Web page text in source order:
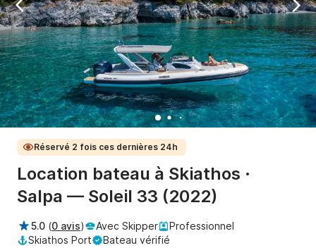
Réservé 2 fois ces dernières 24h
Location bateau à Skiathos ·
Salpa — Soleil 33 (2022)
5.0 (0 avis) Avec Skipper
Professionnel
Skiathos Port
Bateau vérifié